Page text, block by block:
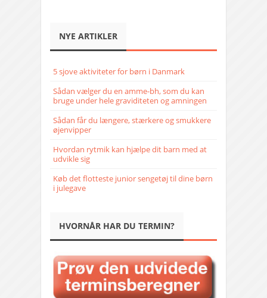
NYE ARTIKLER
5 sjove aktiviteter for børn i Danmark
Sådan vælger du en amme-bh, som du kan
bruge under hele graviditeten og amningen
Sådan får du længere, stærkere og smukkere
øjenvipper
Hvordan rytmik kan hjælpe dit barn med at
udvikle sig
Køb det flotteste junior sengetøj til dine børn
i julegave
HVORNÅR HAR DU TERMIN?